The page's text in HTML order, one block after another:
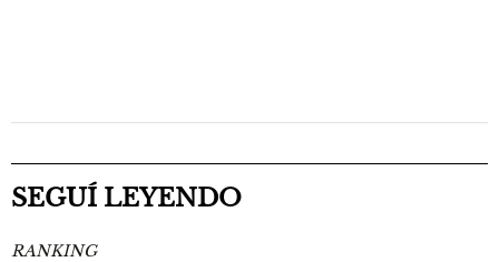
SEGUÍ LEYENDO
RANKING